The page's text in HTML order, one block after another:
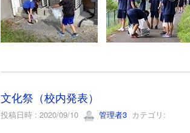
文化祭（校内発表）
投稿日時 : 2020/09/10 管理者3カテゴリ: